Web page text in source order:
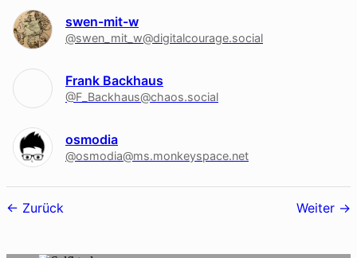
swen-mit-w
@swen_mit_w@digitalcourage.social
Frank Backhaus
@F_Backhaus@chaos.social
osmodia
@osmodia@ms.monkeyspace.net
Follower-
Zurück Weiter